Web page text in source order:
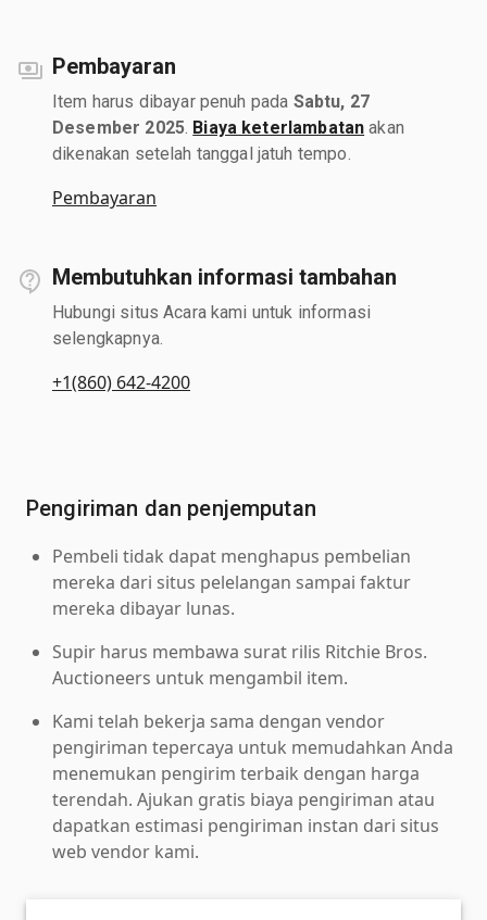
Pembayaran
Item harus dibayar penuh pada Sabtu, 27
Desember 2025. Biaya keterlambatan akan
dikenakan setelah tanggal jatuh tempo.
Pembayaran
Membutuhkan informasi tambahan
Hubungi situs Acara kami untuk informasi
selengkapnya.
+1(860) 642-4200
Pengiriman dan penjemputan
Pembeli tidak dapat menghapus pembelian
mereka dari situs pelelangan sampai faktur
mereka dibayar lunas.
Supir harus membawa surat rilis Ritchie Bros.
Auctioneers untuk mengambil item.
Kami telah bekerja sama dengan vendor
pengiriman tepercaya untuk memudahkan Anda
menemukan pengirim terbaik dengan harga
terendah. Ajukan gratis biaya pengiriman atau
dapatkan estimasi pengiriman instan dari situs
web vendor kami.